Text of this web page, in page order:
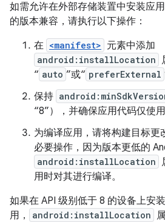
如需允许在外部存储装置中安装应
的版本兼容，请执行以下操作：
在 <manifest> 元素中添加
android:installLocation
“ auto ”或“ preferExternal
保持
“8”），并确保应用代码仅使
为编译应用，请将构建目标更
必要操作，因为版本更低的
android:installLocation
用时对其进行编译。
如果在 API 级别低于 8 的设备上安
用，
android:installLocation